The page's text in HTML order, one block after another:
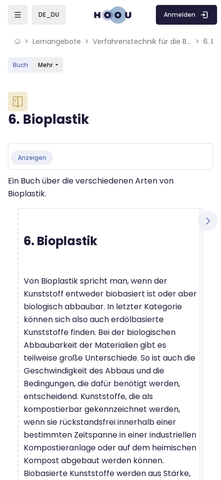
Skip to sidebar navigation menu
Skip to mobile navigation menu
Skip to sidebar hidden blocks
DE_DU Anmelden
Lernangebote Verfahrenstechnik für die Bioökonomie 6.
Buch Mehr
Blöcke
6. Bioplastik
Anzeigen
Ein Buch über die verschiedenen Arten von
Bioplastik.
6. Bioplastik
Von Bioplastik spricht man, wenn der
Kunststoff entweder biobasiert ist oder aber
biologisch abbaubar. In letzter Kategorie
können sich also auch erdölbasierte
Kunststoffe finden. Bei der biologischen
Abbaubarkeit der Materialien gibt es
teilweise große Unterschiede. So ist auch die
Geschwindigkeit des Abbaus und die
Bedingungen, die dafür benötigt werden,
entscheidend. Kunststoffe, die als
kompostierbar gekennzeichnet werden,
wenn sie rückstandsfrei innerhalb einer
bestimmten Zeitspanne in einer industriellen
Kompostieranlage oder auf dem heimischen
Kompost abgebaut werden können.
Biobasierte Kunststoffe werden aus Stärke,